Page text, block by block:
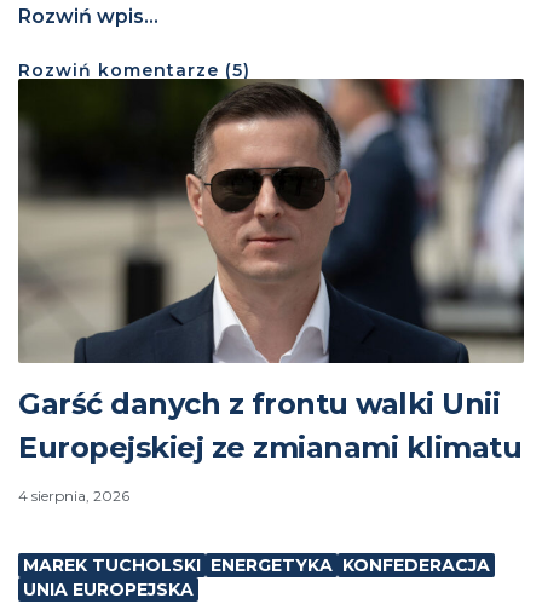
Rozwiń wpis...
Rozwiń komentarze (5)
Garść danych z frontu walki Unii
Europejskiej ze zmianami klimatu
4 sierpnia, 2026
MAREK TUCHOLSKI ENERGETYKA KONFEDERACJA
UNIA EUROPEJSKA